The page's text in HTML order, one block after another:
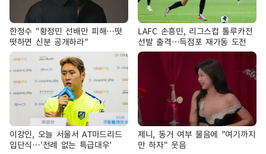
한정수 "황정민 선배만 피해…떳
떳하면 신분 공개하라"
LAFC 손흥민, 리그스컵 톨루카전
선발 출격…득점포 재가동 도전
이강인, 오늘 서울서 AT마드리드
입단식…'전례 없는 특급대우'
제니, 동거 여부 물음에 "여기까지
만 하자" 웃음